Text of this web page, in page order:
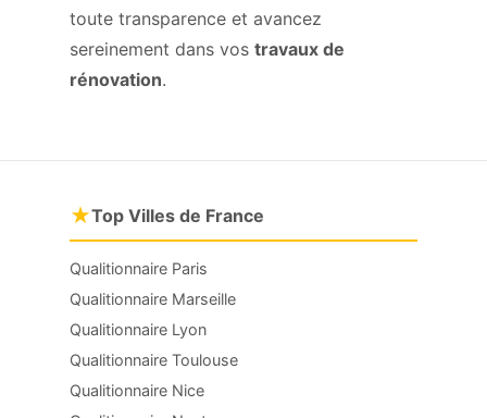
toute transparence et avancez
sereinement dans vos travaux de
rénovation.
★Top Villes de France
Qualitionnaire Paris
Qualitionnaire Marseille
Qualitionnaire Lyon
Qualitionnaire Toulouse
Qualitionnaire Nice